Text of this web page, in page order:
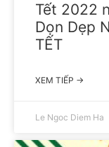
Tết 2022
Dọn Dẹp
TẾT
XEM TIẾP →
Le Ngoc Diem Ha